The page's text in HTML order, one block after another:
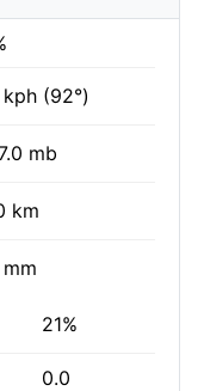
(92°)
mb
km
21%
0.0